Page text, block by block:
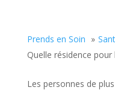
Prends en Soin
Quelle résidence pour
Les personnes de